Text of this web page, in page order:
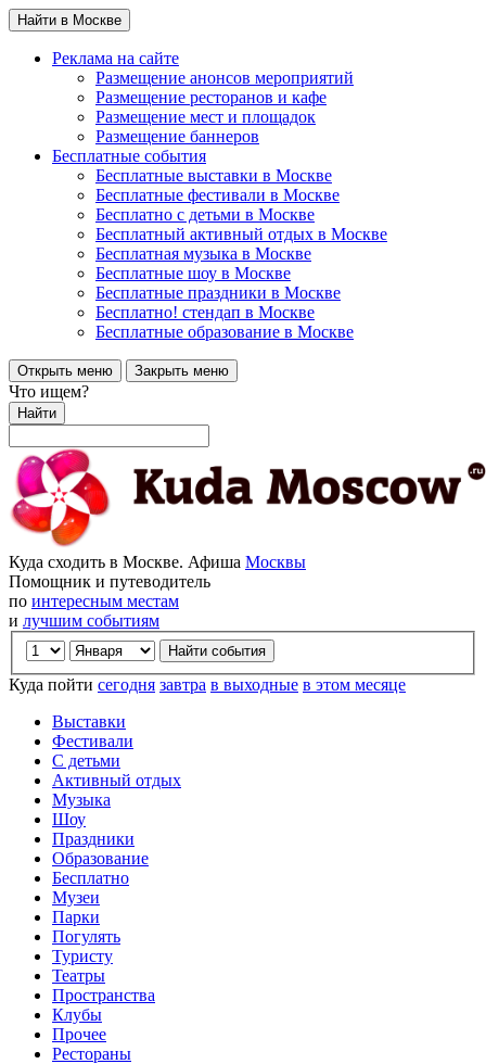
Найти в Москве
Реклама на сайте
Размещение анонсов мероприятий
Размещение ресторанов и кафе
Размещение мест и площадок
Размещение баннеров
Бесплатные события
Бесплатные выставки в Москве
Бесплатные фестивали в Москве
Бесплатно с детьми в Москве
Бесплатный активный отдых в Москве
Бесплатная музыка в Москве
Бесплатные шоу в Москве
Бесплатные праздники в Москве
Бесплатно! стендап в Москве
Бесплатные образование в Москве
Открыть меню Закрыть меню
Что ищем?
Найти
Куда сходить в Москве. Афиша Москвы
Помощник и путеводитель
по интересным местам
и лучшим событиям
Куда пойти сегодня завтра в выходные в этом месяце
Выставки
Фестивали
С детьми
Активный отдых
Музыка
Шоу
Праздники
Образование
Бесплатно
Музеи
Парки
Погулять
Туристу
Театры
Пространства
Клубы
Прочее
Рестораны